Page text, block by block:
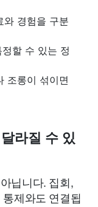
와 경험을 구분
할 수 있는 정
조롱이 섞이면
라질 수 있
닙니다. 집회,
제와도 연결됩